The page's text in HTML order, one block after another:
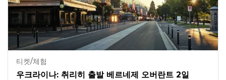
티켓/체험
우크라이나: 취리히 출발 베르네제 오버란트 2일